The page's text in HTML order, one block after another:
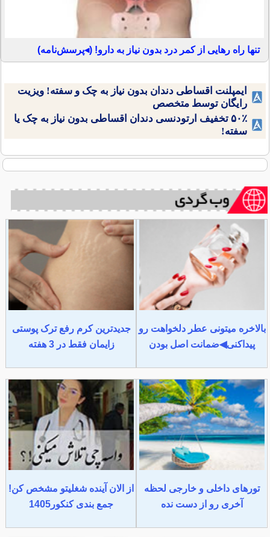
تنها راه رهایی از کمر درد بدون نیاز به دارو! (◂پرسش‌نامه)
ایمپلنت اقساطی دندان بدون نیاز به چک و سفته! ویزیت
رایگان توسط متخصص
۵۰٪ تخفیف ارتودنسی دندان اقساطی بدون نیاز به چک یا
سفته!
بالاخره میتونی عطر دلخواهت رو
پیداکنی◀ضمانت اصل بودن
جدیدترین کرم رفع ترک پوستی
زایمان فقط در 3 هفته
تورهای داخلی و خارجی لحظه
آخری رو از دست نده
از الان آینده شغلیتو مشخص کن!
جمع بندی کنکور1405